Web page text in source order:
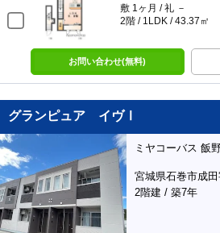
敷 1ヶ月 / 礼 －
2階 / 1LDK / 43.37㎡
お問い合わせ(無料)
グランピュア イヴⅠ
ミヤコーバス 飯
宮城県石巻市成
2階建 / 築7年